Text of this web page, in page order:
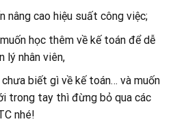
nâng cao hiệu suất công việc;
học thêm về kế toán để dễ
lý nhân viên,
biết gì về kế toán… và muốn
trong tay thì đừng bỏ qua các
nhé!